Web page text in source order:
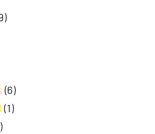
(6)
(1)